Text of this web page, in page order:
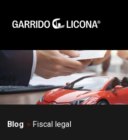
FISCAL LEGAL
NEGOCIOS
SITIO WEB GL
Blog Fiscal legal